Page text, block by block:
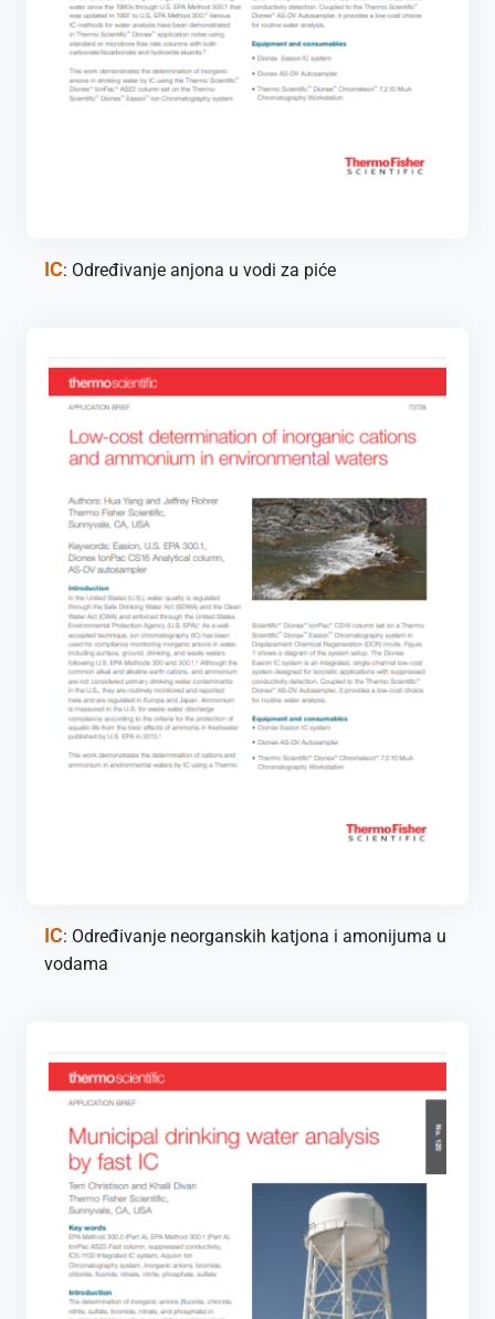
IC: Određivanje anjona u vodi za piće
IC: Određivanje neorganskih katjona i amonijuma u
vodama